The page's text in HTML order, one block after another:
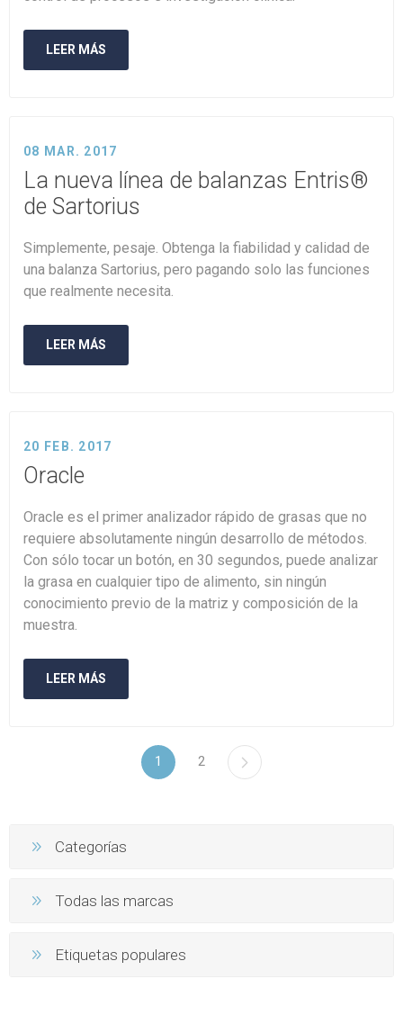
LEER MÁS
08 MAR. 2017
La nueva línea de balanzas Entris®
de Sartorius
Simplemente, pesaje. Obtenga la fiabilidad y calidad de
una balanza Sartorius, pero pagando solo las funciones
que realmente necesita.
LEER MÁS
20 FEB. 2017
Oracle
Oracle es el primer analizador rápido de grasas que no
requiere absolutamente ningún desarrollo de métodos.
Con sólo tocar un botón, en 30 segundos, puede analizar
la grasa en cualquier tipo de alimento, sin ningún
conocimiento previo de la matriz y composición de la
muestra.
LEER MÁS
1 2
Categorías
Todas las marcas
Etiquetas populares